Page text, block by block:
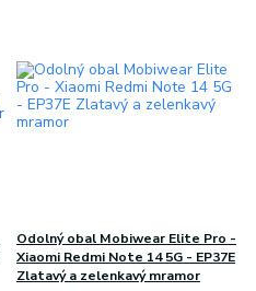
Odolný obal Mobiwear Elite Pro -
Xiaomi Redmi Note 14 5G - EP37E
Zlatavý a zelenkavý mramor